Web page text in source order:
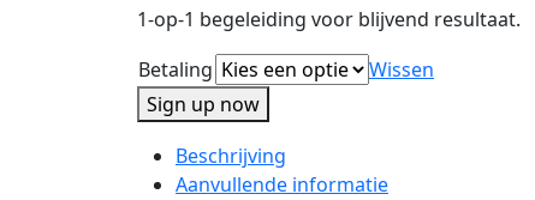
1-op-1 begeleiding voor blijvend resultaat.
Betaling
Wissen
Sign up now
Beschrijving
Aanvullende informatie